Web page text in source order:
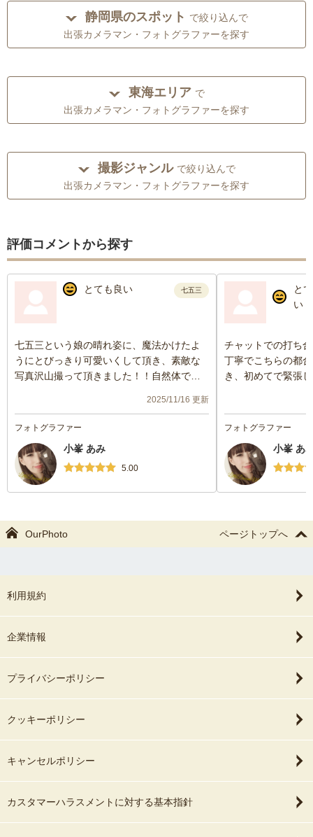
静岡県のスポット で絞り込んで
出張カメラマン・フォトグラファーを探す
東海エリア で
出張カメラマン・フォトグラファーを探す
撮影ジャンル で絞り込んで
出張カメラマン・フォトグラファーを探す
評価コメントから探す
とても良い 七五三
七五三という娘の晴れ姿に、魔法かけたよ
うにとびっきり可愛いくして頂き、素敵な
写真沢山撮って頂きました！！自然体でよ
あみさんの明るさ柔軟さで撮影の雰囲気も
とてもよく、終始楽しい撮影でした！！
また次の時にもお願いしたいです(*≧∀≦*)
2025/11/16 更新
フォトグラファー
小峯 あみ
5.00
と
い
チャットでの打ち
丁寧でこちらの都
き、初めてで緊張
とっても満足です。
た。
フォトグラファー
小峯 あ
OurPhoto ページトップへ
利用規約
企業情報
プライバシーポリシー
クッキーポリシー
キャンセルポリシー
カスタマーハラスメントに対する基本指針